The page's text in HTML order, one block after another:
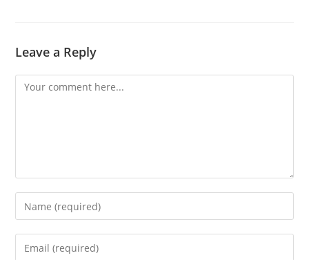
Leave a Reply
Comment
Enter
your
name
Enter